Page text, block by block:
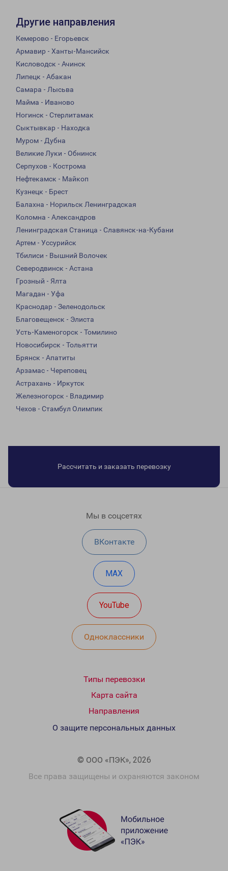
Другие направления
Кемерово - Егорьевск
Армавир - Ханты-Мансийск
Кисловодск - Ачинск
Липецк - Абакан
Самара - Лысьва
Майма - Иваново
Ногинск - Стерлитамак
Сыктывкар - Находка
Муром - Дубна
Великие Луки - Обнинск
Серпухов - Кострома
Нефтекамск - Майкоп
Кузнецк - Брест
Балахна - Норильск Ленинградская
Коломна - Александров
Ленинградская Станица - Славянск-на-Кубани
Артем - Уссурийск
Тбилиси - Вышний Волочек
Северодвинск - Астана
Грозный - Ялта
Магадан - Уфа
Краснодар - Зеленодольск
Благовещенск - Элиста
Усть-Каменогорск - Томилино
Новосибирск - Тольятти
Брянск - Апатиты
Арзамас - Череповец
Астрахань - Иркутск
Железногорск - Владимир
Чехов - Стамбул Олимпик
Рассчитать и заказать перевозку
Мы в соцсетях
ВКонтакте
MAX
YouTube
Одноклассники
Типы перевозки
Карта сайта
Направления
© ООО «ПЭК», 2026
Все права защищены и охраняются законом
О защите персональных данных